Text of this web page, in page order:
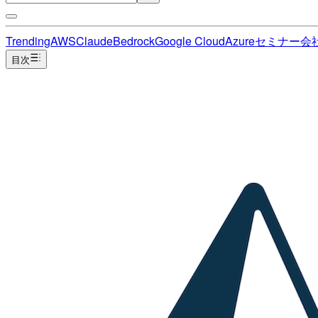
TrendingAWSClaudeBedrockGoogle CloudAzureセミナー会
目次